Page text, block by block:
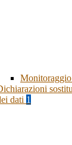
dati 1